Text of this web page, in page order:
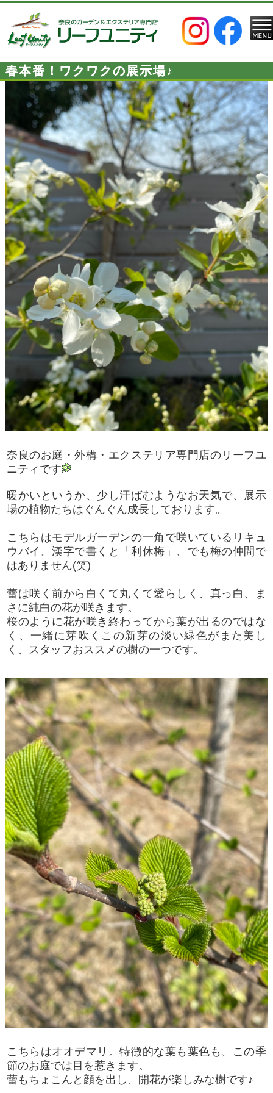
春本番！ワクワクの展示場♪
奈良のお庭・外構・エクステリア専門店のリーフユ
ニティです
暖かいというか、少し汗ばむようなお天気で、展示
場の植物たちはぐんぐん成長しております。
こちらはモデルガーデンの一角で咲いているリキュ
ウバイ。漢字で書くと「利休梅」、でも梅の仲間で
はありません(笑)
蕾は咲く前から白くて丸くて愛らしく、真っ白、ま
さに純白の花が咲きます。
桜のように花が咲き終わってから葉が出るのではな
く、一緒に芽吹くこの新芽の淡い緑色がまた美し
く、スタッフおススメの樹の一つです。
こちらはオオデマリ。特徴的な葉も葉色も、この季
節のお庭では目を惹きます。
蕾もちょこんと顔を出し、開花が楽しみな樹です♪